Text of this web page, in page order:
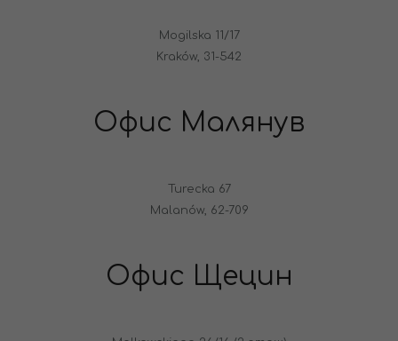
Mogilska 11/17
Kraków, 31-542
Офис Малянув
Turecka 67
Malanów, 62-709
Офис Щецин